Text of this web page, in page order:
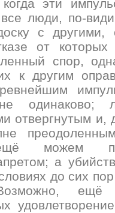
когда эти
люди, по-
с другими,
от
спор,
к другим
одинаково;
отвергнутым и,
можем
а
до сих
Возможно,